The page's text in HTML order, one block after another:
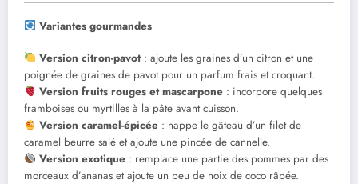
Variantes gourmandes
Version citron-pavot: ajoute les graines d’un citron et une
poignée de graines de pavot pour un parfum frais et croquant.
Version fruits rouges et mascarpone : incorpore quelques
framboises ou myrtilles à la pâte avant cuisson.
Version caramel-épicée : nappe le gâteau d’un filet de
caramel beurre salé et ajoute une pincée de cannelle.
Version exotique : remplace une partie des pommes par des
morceaux d’ananas et ajoute un peu de noix de coco râpée.